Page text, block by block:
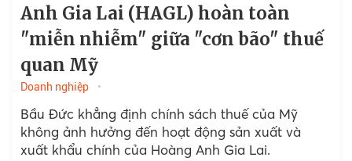
Anh Gia Lai (HAGL) hoàn toàn
"miễn nhiễm" giữa "cơn bão" thuế
quan Mỹ
Doanh nghiệp
Bầu Đức khẳng định chính sách thuế của Mỹ
không ảnh hưởng đến hoạt động sản xuất và
xuất khẩu chính của Hoàng Anh Gia Lai.